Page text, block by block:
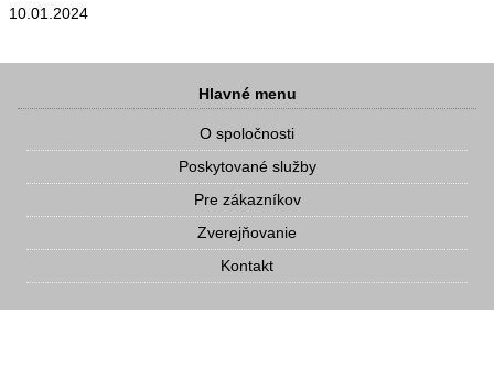
10.01.2024
Hlavné menu
O spoločnosti
Poskytované služby
Pre zákazníkov
Zverejňovanie
Kontakt